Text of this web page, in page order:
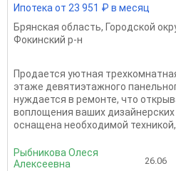
Ипотека от 23 951 ₽ в месяц
Брянская область, Городской
Фокинский р-н
Продается уютная
этаже девятиэтажного
нуждается в ремонте, что
воплощения ваших
оснащена необходимой техникой,
Рыбникова Олеся
Алексеевна
26.06